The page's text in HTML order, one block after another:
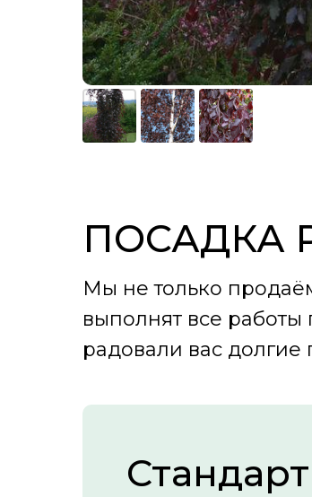
Мы не только
выполнят все
радовали вас долгие
ПОСАДКА